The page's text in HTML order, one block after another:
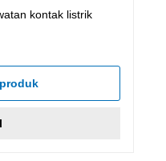
kontak listrik